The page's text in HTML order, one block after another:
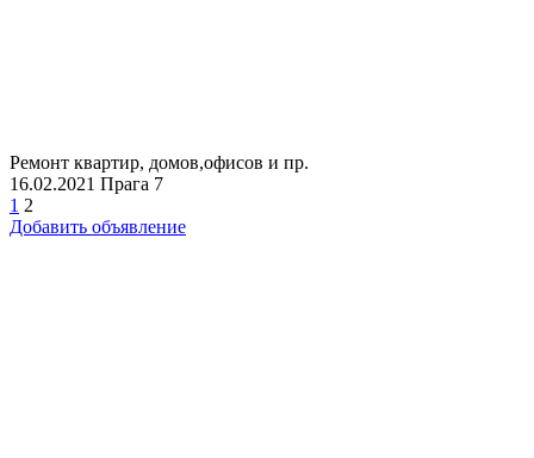
Ремонт квартир, домов,офисов и пр.
16.02.2021 Прага 7
1 2
Добавить объявление